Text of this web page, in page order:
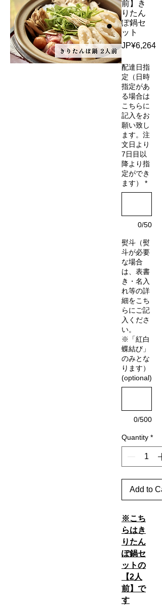
前】き
りたん
ぽ鍋セ
ット
JP¥6,264
配達日指
定（日時
指定があ
る場合は
こちらに
記入をお
願い致し
ます。注
文日より
7日目以
降より指
定ができ
ます）
*
0/50
熨斗（熨
斗が必要
な場合
は、表書
き・名入
れ等の詳
細をこち
らにご記
入くださ
い。
※「紅白
蝶結び」
のみとな
ります）
(optional)
0/500
Quantity *
Add to
※こち
らはき
りたん
ぽ鍋セ
ットの
【2人
前】で
す